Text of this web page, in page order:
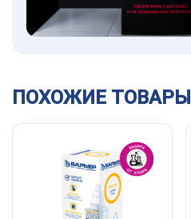
ПОХОЖИЕ ТОВАРЫ